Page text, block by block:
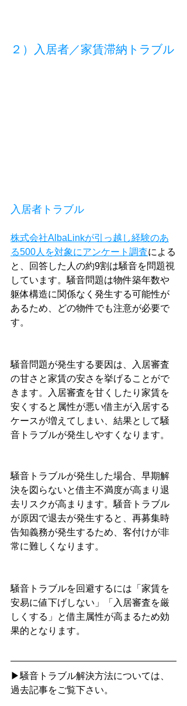
２）入居者／家賃滞納トラブル
入居者トラブル
株式会社AlbaLinkが引っ越し経験のあ
る500人を対象にアンケート調査による
と、回答した人の約9割は騒音を問題視
しています。騒音問題は物件築年数や
躯体構造に関係なく発生する可能性が
あるため、どの物件でも注意が必要で
す。
騒音問題が発生する要因は、入居審査
の甘さと家賃の安さを挙げることがで
きます。入居審査を甘くしたり家賃を
安くすると属性が悪い借主が入居する
ケースが増えてしまい、結果として騒
音トラブルが発生しやすくなります。
騒音トラブルが発生した場合、早期解
決を図らないと借主不満度が高まり退
去リスクが高まります。騒音トラブル
が原因で退去が発生すると、再募集時
告知義務が発生するため、客付けが非
常に難しくなります。
騒音トラブルを回避するには「家賃を
安易に値下げしない」「入居審査を厳
しくする」と借主属性が高まるため効
果的となります。
▶騒音トラブル解決方法については、
過去記事をご覧下さい。